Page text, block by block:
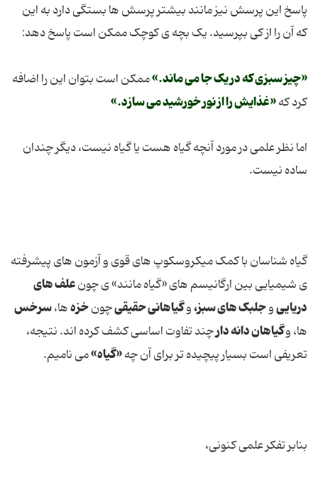
پاسخ این پرسش نیز مانند بیشتر پرسش ها بستگی دارد به این
که آن را از کی بپرسید. یک بچه ی کوچک ممکن است پاسخ دهد:
«چیز سبزی که در یک جا می ماند.»ممکن است بتوان این را اضافه
کرد که«غذایش را از نور خورشید می سازد.»
اما نظر علمی در مورد آنچه گیاه هست یا گیاه نیست، دیگر چندان
ساده نیست.
گیاه شناسان با کمک میکروسکوپ های قوی و آزمون های پیشرفته
ی شیمیایی بین ارگانیسم های «گیاه مانند» ی چونعلف های
دریاییوجلبک های سبز،وگیاهانی حقیقیچونخزهها،سرخس
ها، وگیاهان دانه دارچند تفاوت اساسی کشف کرده اند. نتیجه،
تعریفی است بسیار پیچیده تر برای آن چه«گیاه»می نامیم.
بنابر تفکر علمی کنونی،